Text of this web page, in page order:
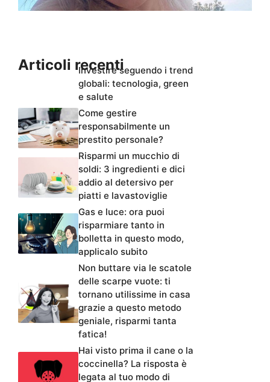
Articoli recentiInvestire seguendo i trend
globali: tecnologia, green
e salute
Come gestire
responsabilmente un
prestito personale?
Risparmi un mucchio di
soldi: 3 ingredienti e dici
addio al detersivo per
piatti e lavastoviglie
Gas e luce: ora puoi
risparmiare tanto in
bolletta in questo modo,
applicalo subito
Non buttare via le scatole
delle scarpe vuote: ti
tornano utilissime in casa
grazie a questo metodo
geniale, risparmi tanta
fatica!
Hai visto prima il cane o la
coccinella? La risposta è
legata al tuo modo di